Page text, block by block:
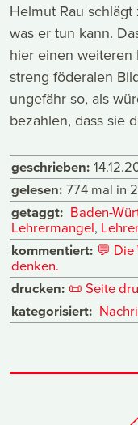
Helmut Rau
was er tun kann.
hier einen weiteren
streng föderalen
ungefähr so, als
bezahlen, dass sie
geschrieben:
gelesen: 774 mal in
getaggt: Baden-
Lehrermangel,
kommentiert: 💬 Die
denken.
drucken: 📜 Seite
kategorisiert: